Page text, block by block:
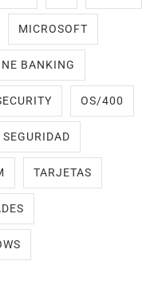
MICROSOFT
BANKING
OS/400
SEGURIDAD
TARJETAS